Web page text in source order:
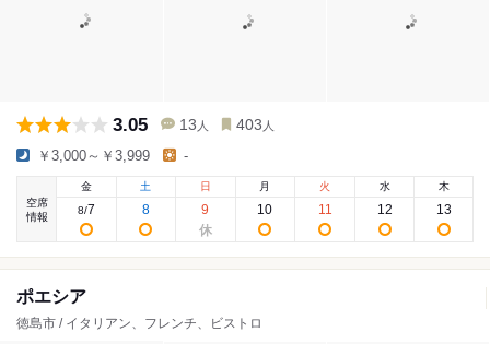
3.05 13 人 403 人
￥3,000～￥3,999 -
空席
情報
金
8/7
土
8
日
9
月
10
火
11
水
12
木
13
ポエシア
徳島市 / イタリアン、フレンチ、ビストロ